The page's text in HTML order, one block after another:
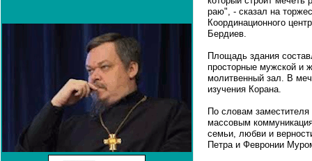
раю", - сказал на
Координационного
Бердиев.
Площадь здания
просторные мужской и
молитвенный зал. В
изучения Корана.
По словам
массовым
семьи, любви и
Петра и Февронии